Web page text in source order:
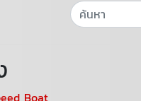
Boat